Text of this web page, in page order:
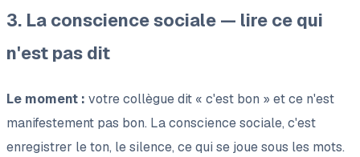
3. La conscience sociale — lire ce qui
n'est pas dit
Le moment : votre collègue dit « c'est bon » et ce n'est
manifestement pas bon. La conscience sociale, c'est
enregistrer le ton, le silence, ce qui se joue sous les mots.